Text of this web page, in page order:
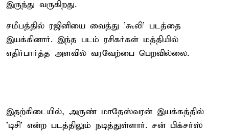
இருந்து வருகிறது.
சமீபத்தில் ரஜினியை வைத்து 'கூலி' படத்தை
இயக்கினார். இந்த படம் ரசிகர்கள் மத்தியில்
எதிர்பார்த்த அளவில் வரவேற்பை பெறவில்லை.
இதற்கிடையில், அருண் மாதேஸ்வரன் இயக்கத்தில்
'டிசி' என்ற படத்திலும் நடித்துள்ளார். சன் பிக்சர்ஸ்